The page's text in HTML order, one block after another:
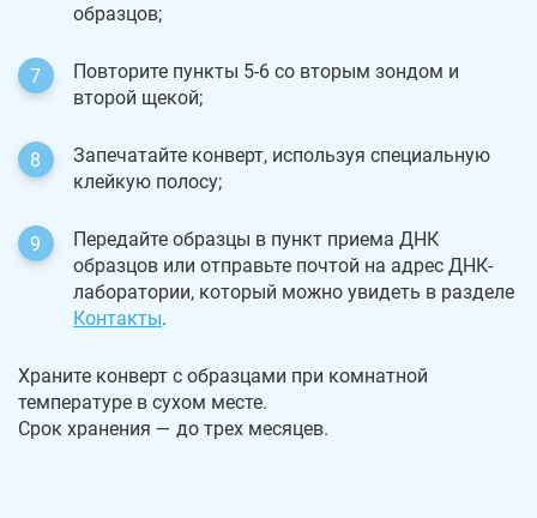
образцов;
Повторите пункты 5-6 со вторым зондом и
второй щекой;
Запечатайте конверт, используя специальную
клейкую полосу;
Передайте образцы в пункт приема ДНК
образцов или отправьте почтой на адрес ДНК-
лаборатории, который можно увидеть в разделе
Контакты.
Храните конверт с образцами при комнатной
температуре в сухом месте.
Срок хранения — до трех месяцев.